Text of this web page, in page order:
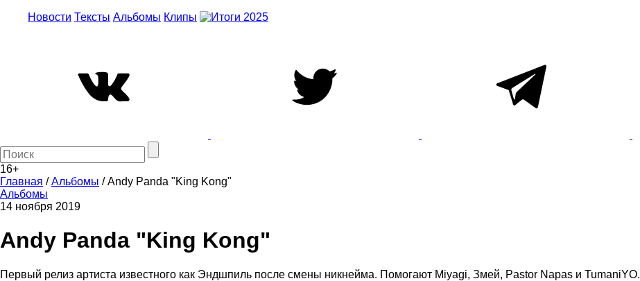
Новости Тексты Альбомы Клипы
16+
Главная /Альбомы /Andy Panda "King Kong"
Альбомы
14 ноября 2019
Andy Panda "King Kong"
Первый релиз артиста известного как Эндшпиль после смены никнейма. Помогают Miyagi, Змей, Pastor Napas и TumaniYO.